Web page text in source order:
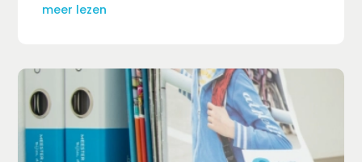
meer lezen